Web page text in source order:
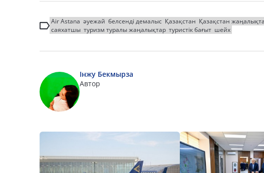
Air Astana әуежай белсенді демалыс Қазақстан Қазақстан
саяхатшы туризм туралы жаңалықтар туристік бағыт шейх
Інжу Бекмырза
Автор